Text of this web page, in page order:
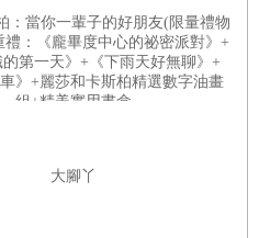
彿沒有盡頭的森林，周遭是各
耳畔是牠們深深淺淺的呼吸。
樣與自然界和季節的流轉相依
、姊姊瑪莉、羅蘭和妹妹琳
犬阿吉。羅蘭素樸的文字，自
的力量與意義。羅蘭一家認真
：當你一輩子的好朋友(限量禮物
禮：《龐畢度中心的祕密派對》+
的第一天》+《下雨天好無聊》+
車》+麗莎和卡斯柏精選數字油畫
組+精美實用書盒
大腳丫